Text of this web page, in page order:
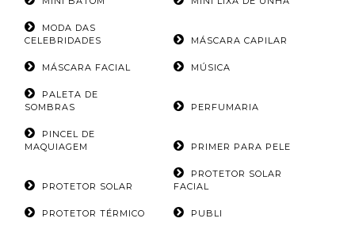
MODA DAS
CELEBRIDADES
MÁSCARA CAPILAR
MÁSCARA FACIAL MÚSICA
PALETA DE
SOMBRAS
PERFUMARIA
PINCEL DE
MAQUIAGEM
PRIMER PARA PELE
PROTETOR SOLAR
PROTETOR SOLAR
FACIAL
PROTETOR TÉRMICO PUBLI